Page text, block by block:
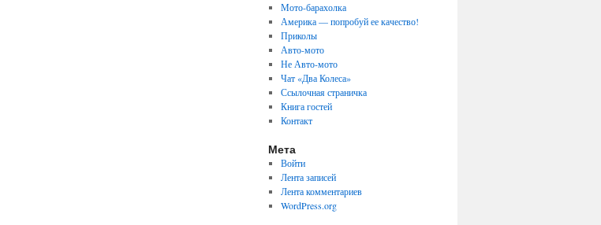
Мото-барахолка
Америка — попробуй ее качество!
Приколы
Авто-мото
Не Авто-мото
Чат «Два Колеса»
Ссылочная страничка
Книга гостей
Контакт
Мета
Войти
Лента записей
Лента комментариев
WordPress.org